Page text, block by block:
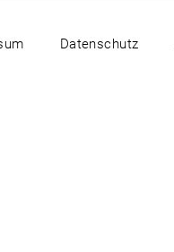
Datenschutz